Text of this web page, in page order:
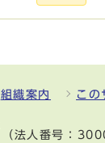
組織案内 この
（法人番号：